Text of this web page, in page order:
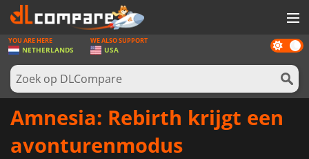
SPELLEN
GAME CARDS
SOFTWARE
Dark
mode
YOU ARE HERE
NETHERLANDS
WE ALSO SUPPORT
USA
Amnesia: Rebirth krijgt een
avonturenmodus